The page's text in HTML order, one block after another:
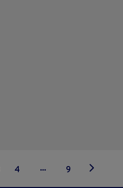
4 ... 9